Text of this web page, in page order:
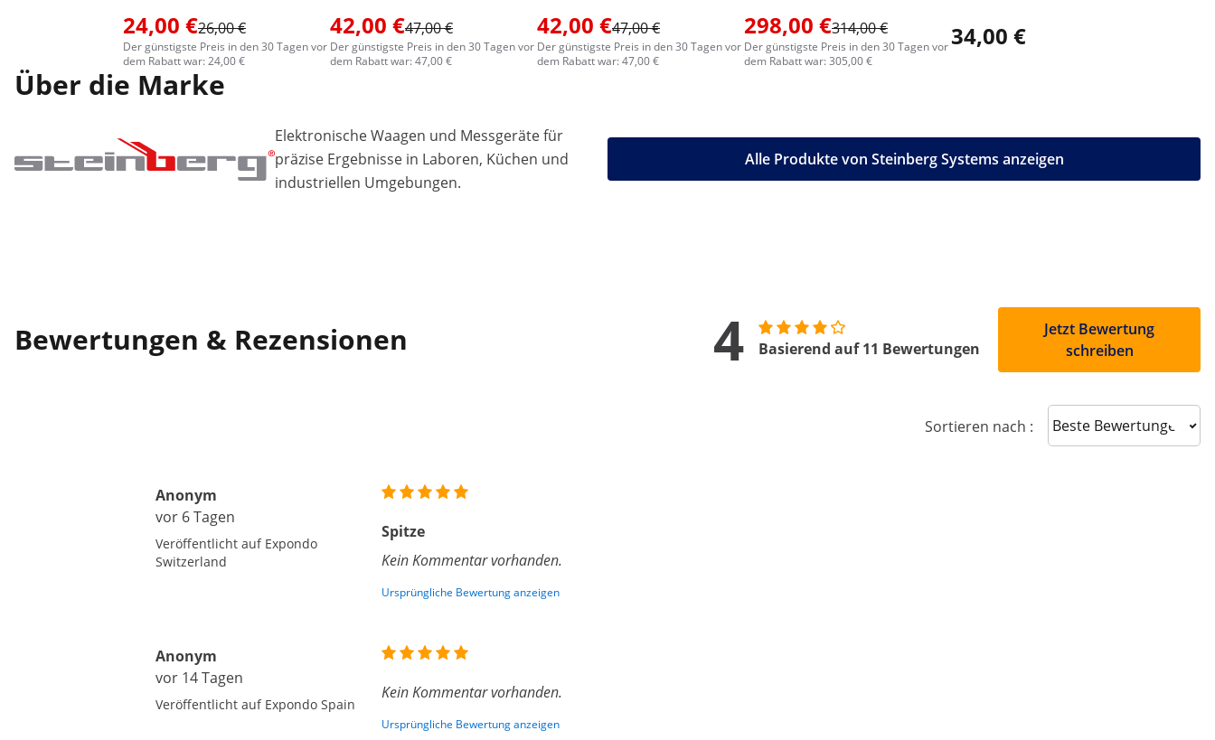
24,00 €26,00 €
Der günstigste Preis in den 30 Tagen vor
dem Rabatt war: 24,00 €
42,00 €47,00 €
Der günstigste Preis in den 30 Tagen vor
dem Rabatt war: 47,00 €
42,00 €47,00 €
Der günstigste Preis in den 30 Tagen vor
dem Rabatt war: 47,00 €
298,00 €314,00 €
Der günstigste Preis in den 30 Tagen vor
dem Rabatt war: 305,00 €
34,00 €
Über die Marke
Elektronische Waagen und Messgeräte für
präzise Ergebnisse in Laboren, Küchen und
industriellen Umgebungen.
Alle Produkte von Steinberg Systems anzeigen
Bewertungen & Rezensionen 4 Basierend auf 11 Bewertungen
Jetzt Bewertung
schreiben
Sortieren nach : Sort reviews
Anonym
vor 6 Tagen
Veröffentlicht auf Expondo
Switzerland
Spitze
Kein Kommentar vorhanden.
Ursprüngliche Bewertung anzeigen
Anonym
vor 14 Tagen
Veröffentlicht auf Expondo Spain
Kein Kommentar vorhanden.
Ursprüngliche Bewertung anzeigen